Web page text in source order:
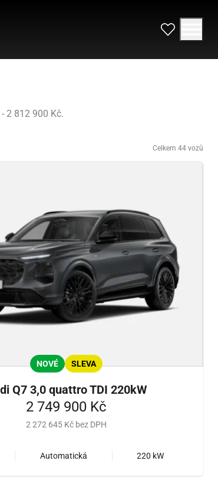
2 812 900 Kč.
Celkem 44 vozů
NOVÉ SLEVA
Q7 3,0 quattro TDI 220kW
2 749 900 Kč
2 272 645 Kč bez DPH
Automatická 220 kW